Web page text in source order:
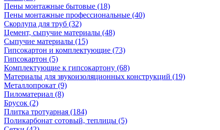
Пены монтажные бытовые (18)
Пены монтажные профессиональные (40)
Скорлупа для труб (32)
Цемент, сыпучие материалы (48)
Сыпучие материалы (15)
Гипсокартон и комплектующие (73)
Гипсокартон (5)
Комплектующие к гипсокартону (68)
Материалы для звукоизоляционных конструкций (19)
Металлопрокат (9)
Пиломатериал (8)
Брусок (2)
Плитка тротуарная (184)
Поликарбонат сотовый, теплицы (5)